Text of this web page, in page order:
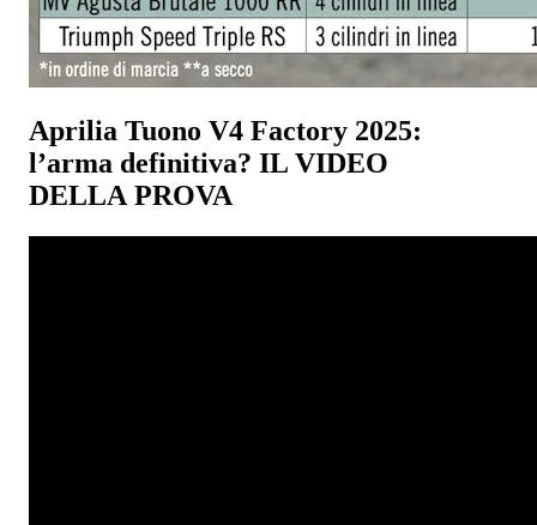
Aprilia Tuono V4 Factory 2025:
l’arma definitiva? IL VIDEO
DELLA PROVA